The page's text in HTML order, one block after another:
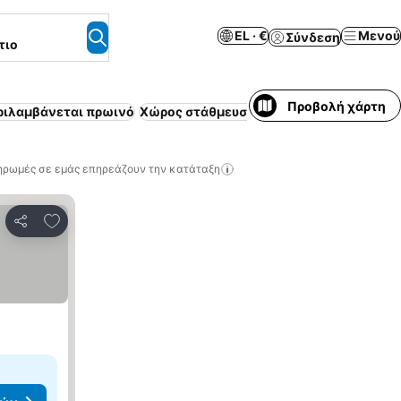
EL · € Σύνδεση Μενού
πρωινό Χώρος στάθμευσης Πισίνα Επιπλωμένο
Προβολή χάρτη
σε εμάς επηρεάζουν την κατάταξη
Κοινοποίηση
Προσθήκη στα αγαπημένα